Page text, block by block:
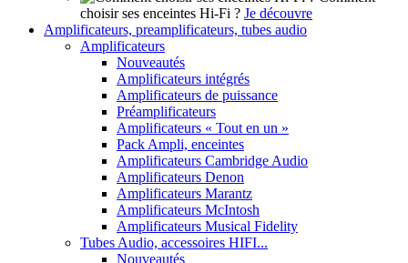
choisir ses enceintes Hi-Fi ? Je découvre
Amplificateurs, preamplificateurs, tubes audio
Amplificateurs
Nouveautés
Amplificateurs intégrés
Amplificateurs de puissance
Préamplificateurs
Amplificateurs « Tout en un »
Pack Ampli, enceintes
Amplificateurs Cambridge Audio
Amplificateurs Denon
Amplificateurs Marantz
Amplificateurs McIntosh
Amplificateurs Musical Fidelity
Tubes Audio, accessoires HIFI...
Nouveautés